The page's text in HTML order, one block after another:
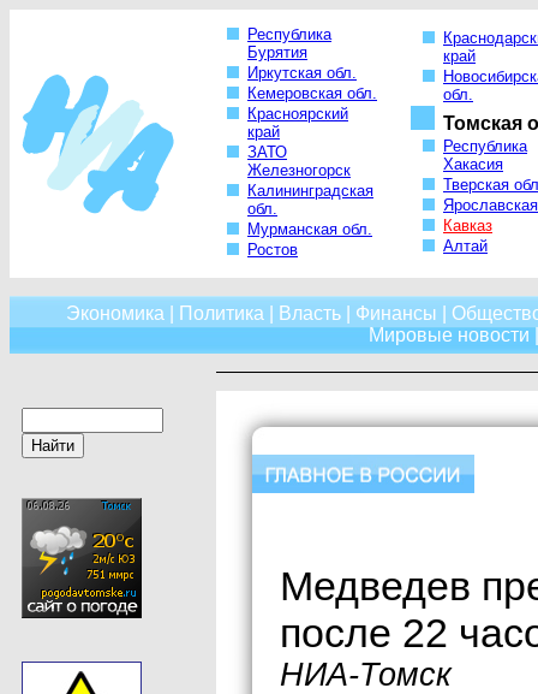
Республика
Бурятия
Иркутская обл.
Кемеровская обл.
Красноярский
край
ЗАТО
Железногорск
Калининградская
обл.
Мурманская обл.
Ростов
край
обл.
Томская
Республика
Хакасия
Тверская
Кавказ
Алтай
Экономика Политика Власть Финансы
Мировые новости
Медведев
после 22
НИА-Томск